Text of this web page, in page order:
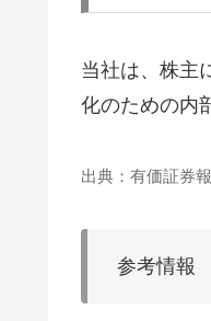
当社は、株主
化のための内
出典：有価証券
参考情報